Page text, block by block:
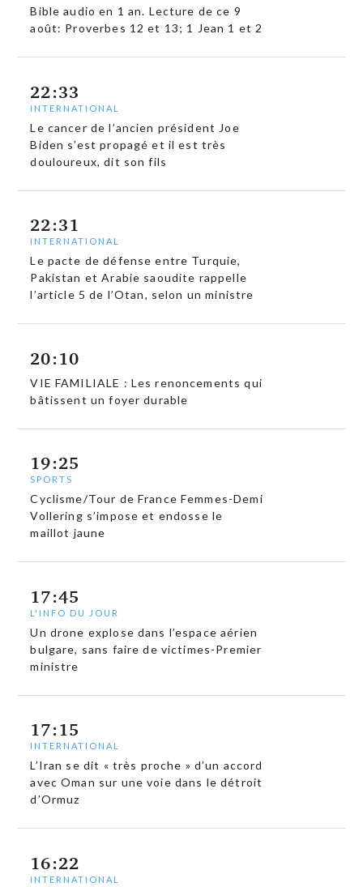
Bible audio en 1 an. Lecture de ce 9
août: Proverbes 12 et 13; 1 Jean 1 et 2
22:33
INTERNATIONAL
Le cancer de l’ancien président Joe
Biden s’est propagé et il est très
douloureux, dit son fils
22:31
INTERNATIONAL
Le pacte de défense entre Turquie,
Pakistan et Arabie saoudite rappelle
l’article 5 de l’Otan, selon un ministre
20:10
VIE FAMILIALE : Les renoncements qui
bâtissent un foyer durable
19:25
SPORTS
Cyclisme/Tour de France Femmes-Demi
Vollering s’impose et endosse le
maillot jaune
17:45
L'INFO DU JOUR
Un drone explose dans l’espace aérien
bulgare, sans faire de victimes-Premier
ministre
17:15
INTERNATIONAL
L’Iran se dit « très proche » d’un accord
avec Oman sur une voie dans le détroit
d’Ormuz
16:22
INTERNATIONAL